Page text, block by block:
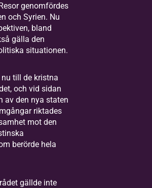
genomfördes
och Syrien. Nu
bland
gälla den
situationen.
till de kristna
och vid sidan
av den nya staten
riktades
mot den
berörde hela
gällde inte